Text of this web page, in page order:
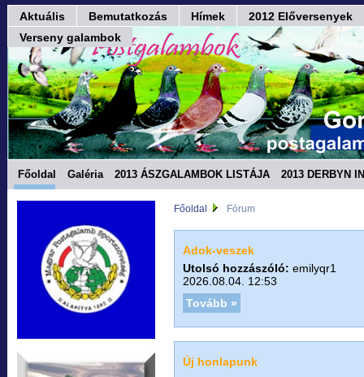
Aktuális Bemutatkozás Hímek
2012 Előversenyek
Verseny galambok
Főoldal Galéria 2013 ÁSZGALAMBOK LISTÁJA
2013 DERBYN
Főoldal Fórum
Adok-veszek
Utolsó hozzászóló: emilyqr1
2026.08.04. 12:53
Tovább »
Új honlapunk